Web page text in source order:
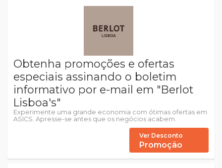
Obtenha promoções e ofertas
especiais assinando o boletim
informativo por e-mail em "Berlot
Lisboa's"
Experimente uma grande economia com ótimas ofertas em
ASICS. Apresse-se antes que os negócios acabem.
Ver Desconto
Promoção